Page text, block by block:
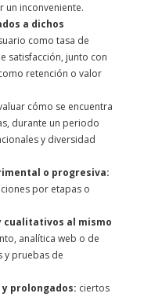
un inconveniente.
a dichos
como tasa de
satisfacción, junto con
retención o valor
cómo se encuentra
durante un periodo
y diversidad
o progresiva:
por etapas o
cualitativos al mismo
analítica web o de
y pruebas de
prolongados: ciertos